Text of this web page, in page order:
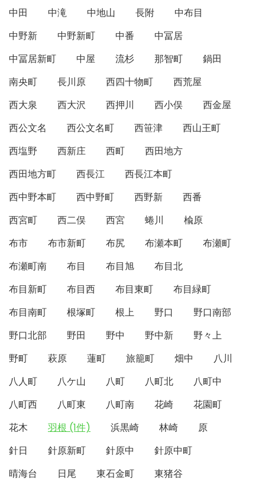
中田
中滝 中地山 長附
中布目
中野新
中野新町 中番
中冨居
中冨居新町
中屋 流杉 那智町
鍋田
南央町
長川原 西四十物町
西荒屋
西大泉
西大沢 西押川 西小俣
西金屋
西公文名
西公文名町 西笹津
西山王町
西塩野
西新庄 西町
西田地方
西田地方町
西長江
西長江本町
西中野本町
西中野町 西野新
西番
西宮町
西二俣 西宮 蜷川
楡原
布市
布市新町 布尻 布瀬本町
布瀬町
布瀬町南
布目 布目旭
布目北
布目新町
布目西 布目東町
布目緑町
布目南町
根塚町 根上 野口
野口南部
野口北部
野田 野中 野中新
野々上
野町
萩原 蓮町 旅籠町 畑中
八川
八人町
八ケ山 八町 八町北
八町中
八町西
八町東 八町南 花崎
花園町
花木
羽根 (1件) 浜黒崎 林崎
原
針日
針原新町 針原中
針原中町
晴海台
日尾 東石金町
東猪谷